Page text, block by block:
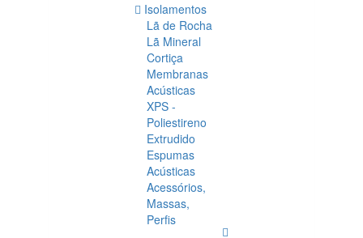
Isolamentos
Lã de Rocha
Lã Mineral
Cortiça
Membranas
Acústicas
XPS -
Poliestireno
Extrudido
Espumas
Acústicas
Acessórios,
Massas,
Perfis